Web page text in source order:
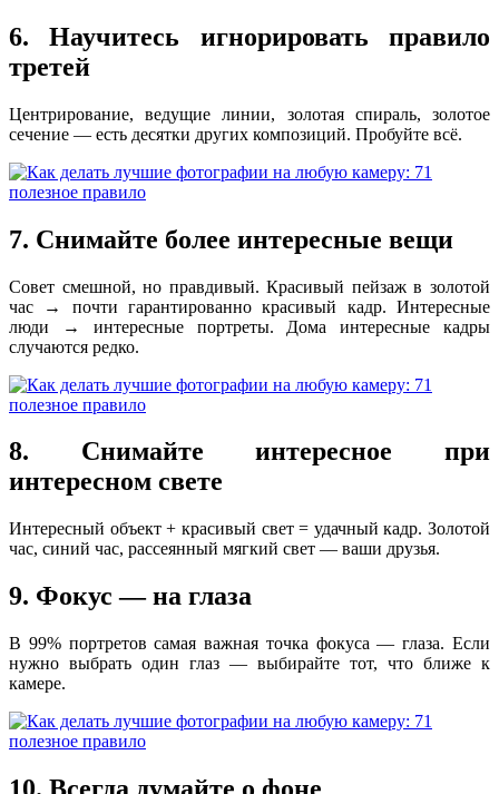
6. Научитесь игнорировать правило
третей
Центрирование, ведущие линии, золотая спираль, золотое
сечение — есть десятки других композиций. Пробуйте всё.
7. Снимайте более интересные вещи
Совет смешной, но правдивый. Красивый пейзаж в золотой
час → почти гарантированно красивый кадр. Интересные
люди → интересные портреты. Дома интересные кадры
случаются редко.
8. Снимайте интересное при
интересном свете
Интересный объект + красивый свет = удачный кадр. Золотой
час, синий час, рассеянный мягкий свет — ваши друзья.
9. Фокус — на глаза
В 99% портретов самая важная точка фокуса — глаза. Если
нужно выбрать один глаз — выбирайте тот, что ближе к
камере.